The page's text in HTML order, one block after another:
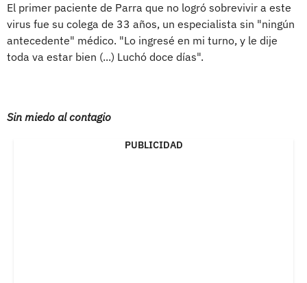
El primer paciente de Parra que no logró sobrevivir a este
virus fue su colega de 33 años, un especialista sin "ningún
antecedente" médico. "Lo ingresé en mi turno, y le dije
toda va estar bien (...) Luchó doce días".
Sin miedo al contagio
PUBLICIDAD